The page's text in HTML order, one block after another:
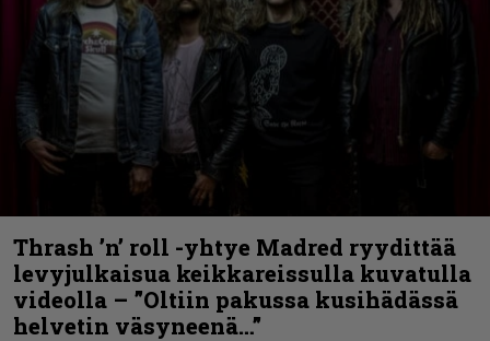
Thrash ’n’ roll -yhtye Madred ryydittää
levyjulkaisua keikkareissulla kuvatulla
videolla – ”Oltiin pakussa kusihädässä
helvetin väsyneenä…”